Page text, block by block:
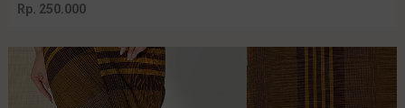
Rp. 250.000